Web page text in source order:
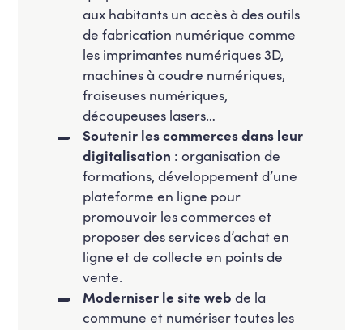
aux habitants un accès à des outils
de fabrication numérique comme
les imprimantes numériques 3D,
machines à coudre numériques,
fraiseuses numériques,
découpeuses lasers…
Soutenir les commerces dans leur
digitalisation : organisation de
formations, développement d’une
plateforme en ligne pour
promouvoir les commerces et
proposer des services d’achat en
ligne et de collecte en points de
vente.
Moderniser le site web de la
commune et numériser toutes les